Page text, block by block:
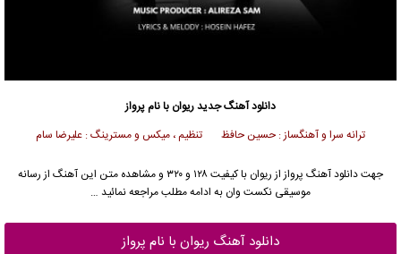
دانلود آهنگ جدیدریوان با نام پرواز
ترانه سرا و آهنگساز : حسین حافظ تنظیم ، میکس و مسترینگ : علیرضا سام
جهت دانلود آهنگ پرواز از ریوان
با کیفیت ۱۲۸ و ۳۲۰ و مشاهده متن این آهنگ از رسانه
موسیقی نکست وان به ادامه مطلب مراجعه نمائید …
دانلود آهنگ ریوان با نام پرواز